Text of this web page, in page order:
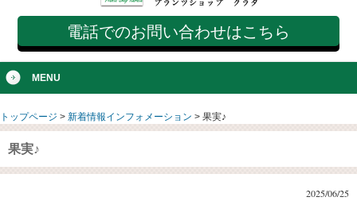
電話でのお問い合わせはこちら
MENU
トップページ > 新着情報インフォメーション > 果実♪
果実♪
2025/06/25